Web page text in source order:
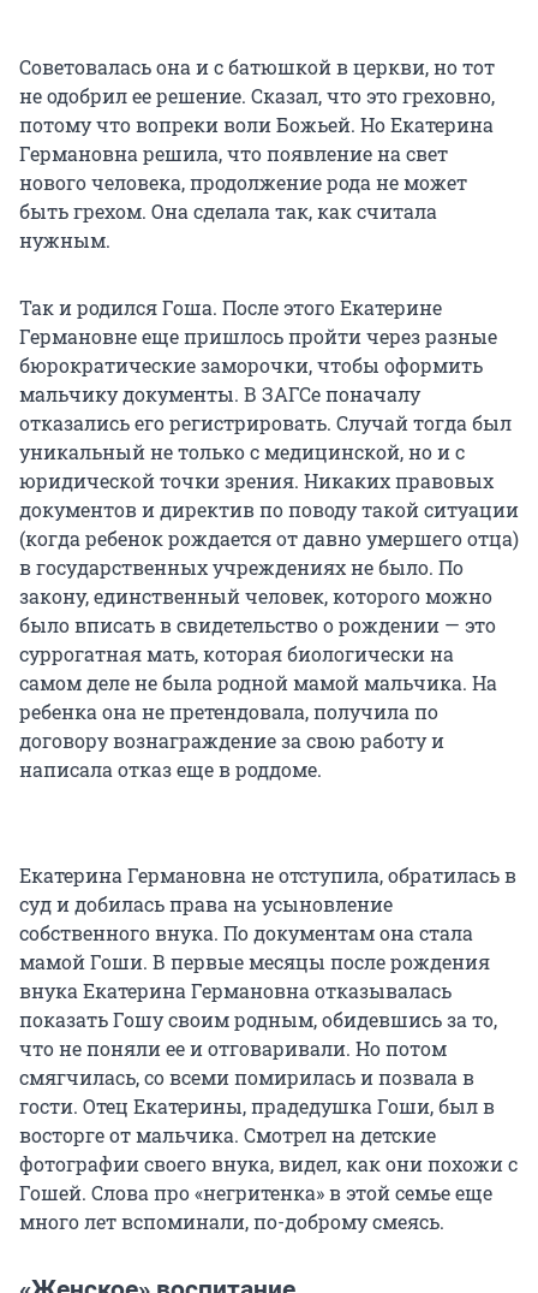
Советовалась она и с батюшкой в церкви, но тот
не одобрил ее решение. Сказал, что это греховно,
потому что вопреки воли Божьей. Но Екатерина
Германовна решила, что появление на свет
нового человека, продолжение рода не может
быть грехом. Она сделала так, как считала
нужным.
Так и родился Гоша. После этого Екатерине
Германовне еще пришлось пройти через разные
бюрократические заморочки, чтобы оформить
мальчику документы. В ЗАГСе поначалу
отказались его регистрировать. Случай тогда был
уникальный не только с медицинской, но и с
юридической точки зрения. Никаких правовых
документов и директив по поводу такой ситуации
(когда ребенок рождается от давно умершего отца)
в государственных учреждениях не было. По
закону, единственный человек, которого можно
было вписать в свидетельство о рождении — это
суррогатная мать, которая биологически на
самом деле не была родной мамой мальчика. На
ребенка она не претендовала, получила по
договору вознаграждение за свою работу и
написала отказ еще в роддоме.
Екатерина Германовна не отступила, обратилась в
суд и добилась права на усыновление
собственного внука. По документам она стала
мамой Гоши. В первые месяцы после рождения
внука Екатерина Германовна отказывалась
показать Гошу своим родным, обидевшись за то,
что не поняли ее и отговаривали. Но потом
смягчилась, со всеми помирилась и позвала в
гости. Отец Екатерины, прадедушка Гоши, был в
восторге от мальчика. Смотрел на детские
фотографии своего внука, видел, как они похожи с
Гошей. Слова про «негритенка» в этой семье еще
много лет вспоминали, по-доброму смеясь.